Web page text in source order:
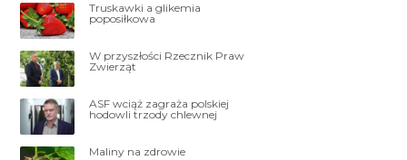
Truskawki a glikemia
poposiłkowa
W przyszłości Rzecznik Praw
Zwierząt
ASF wciąż zagraża polskiej
hodowli trzody chlewnej
Maliny na zdrowie